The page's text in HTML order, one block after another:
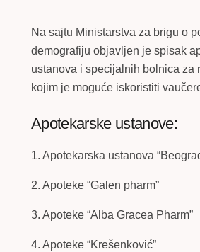
Na sajtu Ministarstva za brigu o
demografiju objavljen je spisak
ustanova i specijalnih bolnica za
kojim je moguće iskoristiti
Apotekarske ustanove:
1. Apotekarska ustanova
2. Apoteke “Galen pharm”
3. Apoteke “Alba Gracea Pharm”
4. Apoteke “Krešenković”